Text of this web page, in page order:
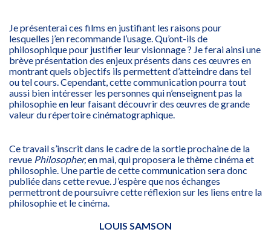
Je présenterai ces films en justifiant les raisons pour
lesquelles j’en recommande l’usage. Qu’ont-ils de
philosophique pour justifier leur visionnage ? Je ferai ainsi une
brève présentation des enjeux présents dans ces œuvres en
montrant quels objectifs ils permettent d’atteindre dans tel
ou tel cours. Cependant, cette communication pourra tout
aussi bien intéresser les personnes qui n’enseignent pas la
philosophie en leur faisant découvrir des œuvres de grande
valeur du répertoire cinématographique.
Ce travail s’inscrit dans le cadre de la sortie prochaine de la
revue Philosopher,en mai, qui proposera le thème cinéma et
philosophie. Une partie de cette communication sera donc
publiée dans cette revue. J’espère que nos échanges
permettront de poursuivre cette réflexion sur les liens entre la
philosophie et le cinéma.
LOUIS SAMSON